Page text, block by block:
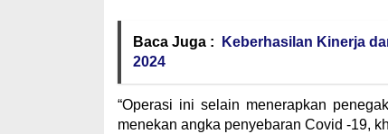
Baca Juga :
Keberhasilan Kinerja
2024
“Operasi ini selain menerapkan
menekan angka penyebaran Covid -19,